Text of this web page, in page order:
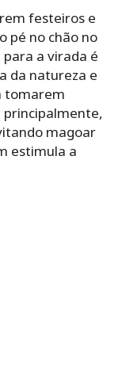
festeiros e
pé no chão no
para a virada é
da natureza e
tomarem
principalmente,
magoar
estimula a